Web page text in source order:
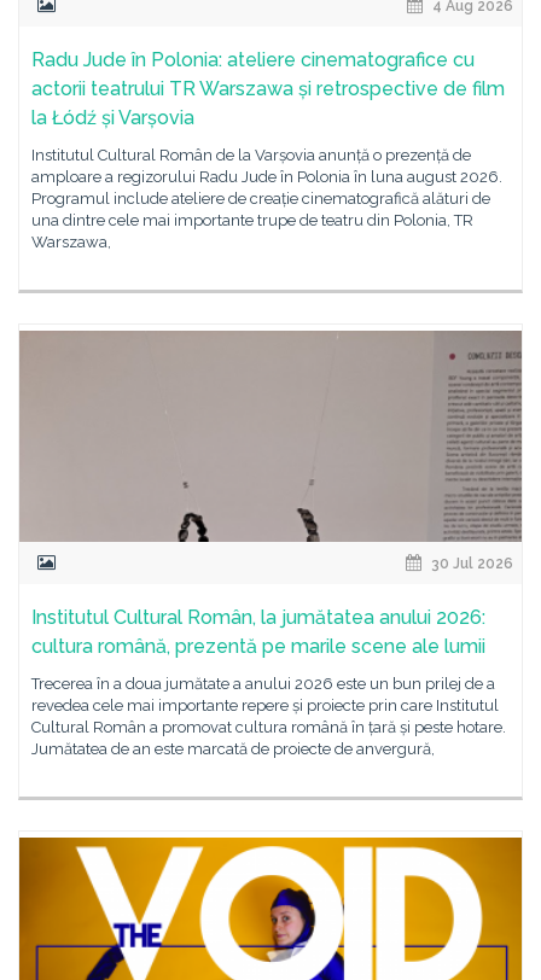
4 Aug 2026
Radu Jude în Polonia: ateliere cinematografice cu
actorii teatrului TR Warszawa și retrospective de film
la Łódź și Varșovia
Institutul Cultural Român de la Varșovia anunță o prezență de
amploare a regizorului Radu Jude în Polonia în luna august 2026.
Programul include ateliere de creație cinematografică alături de
una dintre cele mai importante trupe de teatru din Polonia, TR
Warszawa,
30 Jul 2026
Institutul Cultural Român, la jumătatea anului 2026:
cultura română, prezentă pe marile scene ale lumii
Trecerea în a doua jumătate a anului 2026 este un bun prilej de a
revedea cele mai importante repere și proiecte prin care Institutul
Cultural Român a promovat cultura română în țară și peste hotare.
Jumătatea de an este marcată de proiecte de anvergură,